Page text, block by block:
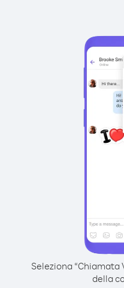
Seleziona “Chiamata
della